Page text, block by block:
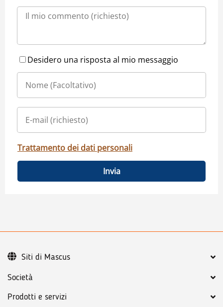
Desidero una risposta al mio messaggio
Trattamento dei dati personali
Invia
Società
Prodotti e servizi
Siti di Mascus